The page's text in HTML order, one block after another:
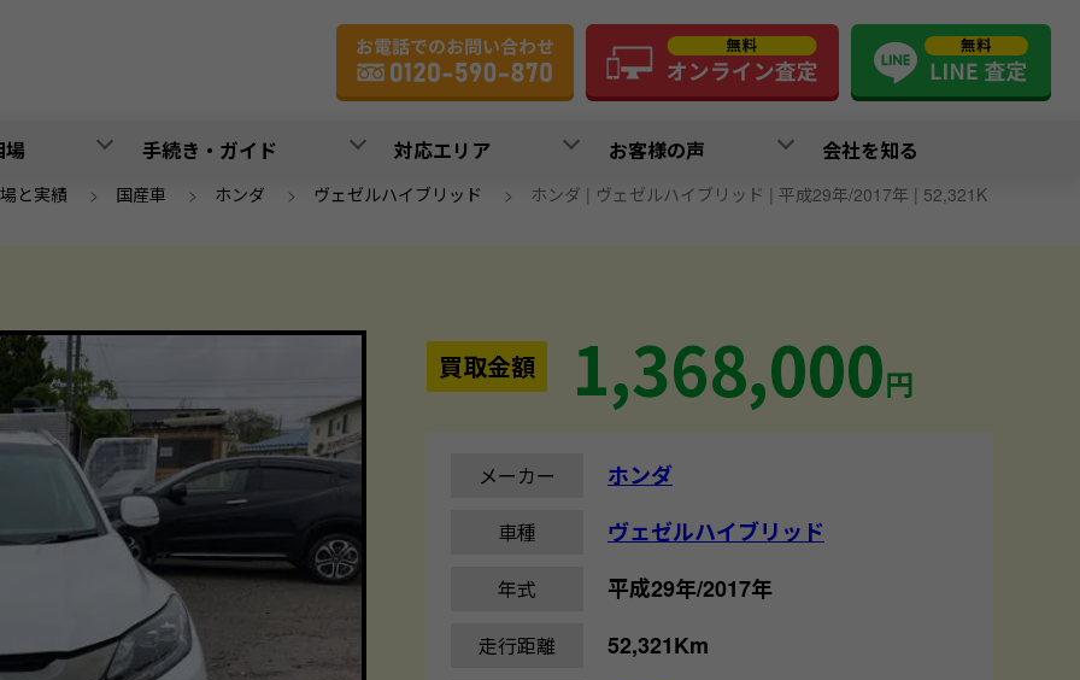
手続き・ガイド 対応エリア お客様の声 会社を知る
と実績 > 国産車 > ホンダ > ヴェゼルハイブリッド > ホンダ | ヴェゼルハイブリッド | 平成29年/2017年 | 52,321K
買取金額 1,368,000円
メーカー ホンダ
車種 ヴェゼルハイブリッド
年式 平成29年/2017年
走行距離 52,321Km